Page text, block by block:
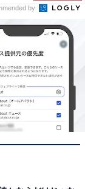
ーシャンビ
by